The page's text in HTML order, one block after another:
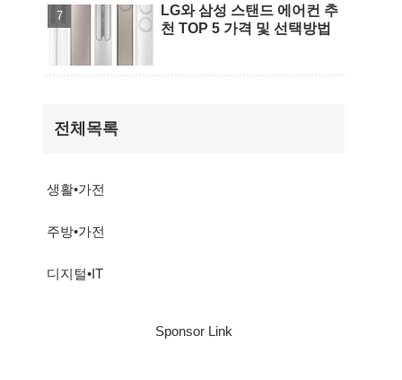
LG와 삼성 스탠드 에어컨 추
천 TOP 5 가격 및 선택방법
전체목록
생활•가전
주방•가전
디지털•IT
Sponsor Link